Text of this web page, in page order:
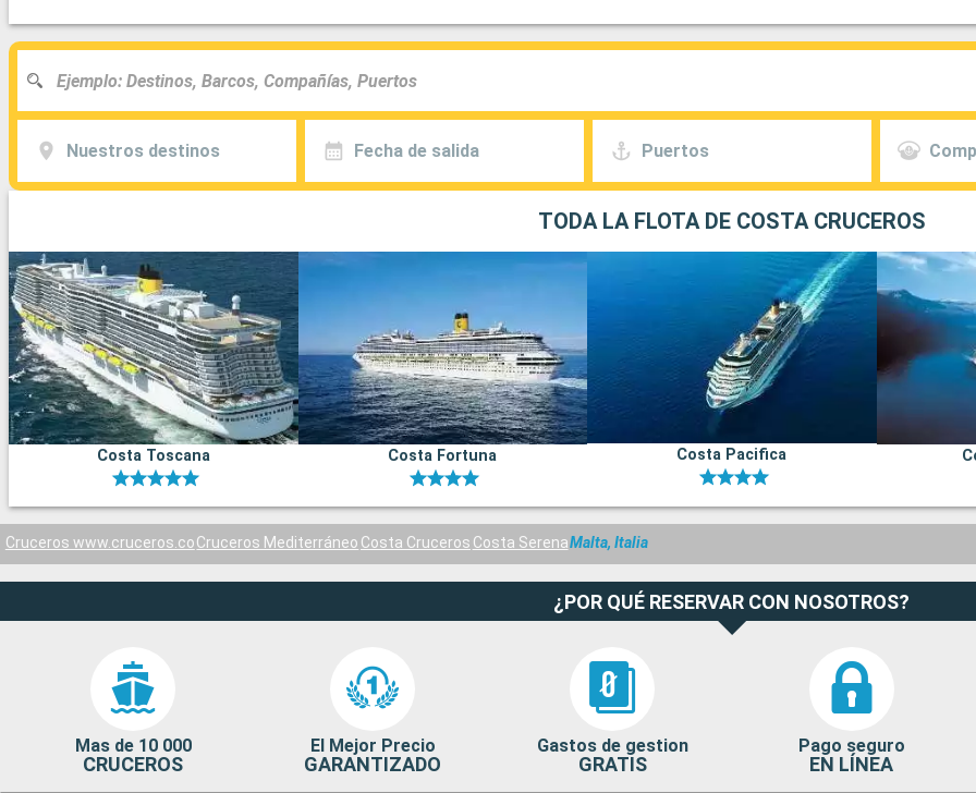
Nuestros destinos Fecha de salida Puertos
TODA LA FLOTA DE COSTA CRUCEROS
Costa Toscana Costa Fortuna Costa Pacifica
Cruceros www.cruceros.coCruceros Mediterráneo Costa Cruceros Costa SerenaMalta, Italia
¿POR QUÉ RESERVAR CON NOSOTROS?
Mas de 10 000
CRUCEROS
El Mejor Precio
GARANTIZADO
Gastos de gestion
GRATIS
Pago seguro
EN LÍNEA